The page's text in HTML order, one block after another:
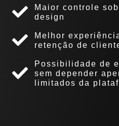
Maior controle
design
Melhor
retenção de
Possibilidade de
sem depender
limitados da